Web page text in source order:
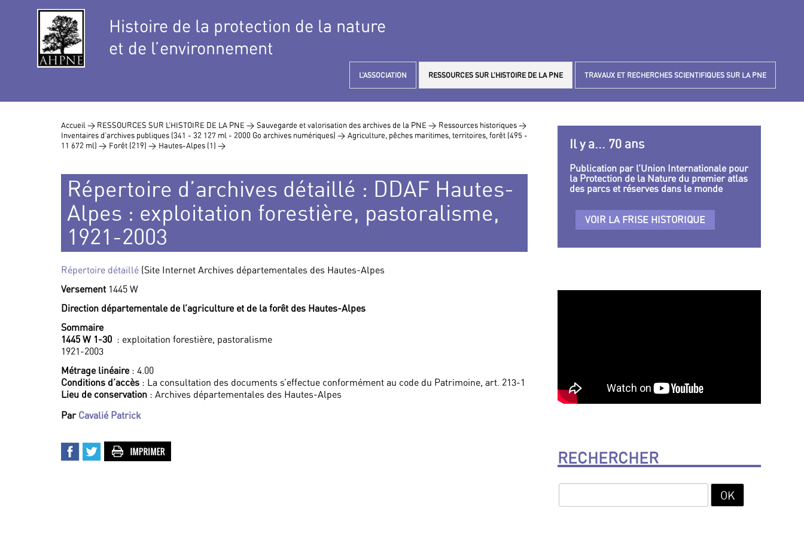
Histoire de la protection de la nature
et de l’environnement
L’ASSOCIATION RESSOURCES SUR L’HISTOIRE DE LA PNE TRAVAUX ET RECHERCHES SCIENTIFIQUES SUR LA PNE
Accueil > RESSOURCES SUR L’HISTOIRE DE LA PNE > Sauvegarde et valorisation des archives de la PNE > Ressources historiques >
Inventaires d’archives publiques (341 - 32 127 ml - 2000 Go archives numériques) > Agriculture, pêches maritimes, territoires, forêt (495 -
11 672 ml) > Forêt (219) > Hautes-Alpes (1) >
Répertoire d’archives détaillé : DDAF Hautes-
Alpes : exploitation forestière, pastoralisme,
1921-2003
Répertoire détaillé (Site Internet Archives départementales des Hautes-Alpes
Versement 1445 W
Direction départementale de l’agriculture et de la forêt des Hautes-Alpes
Sommaire
1445 W 1-30 : exploitation forestière, pastoralisme
1921-2003
Métrage linéaire: 4.00
Conditions d’accès : La consultation des documents s’effectue conformément au code du Patrimoine, art. 213-1
Lieu de conservation : Archives départementales des Hautes-Alpes
Par Cavalié Patrick
Il y a... 70 ans
Publication par l’Union Internationale pour
la Protection de la Nature du premier atlas
des parcs et réserves dans le monde
VOIR LA FRISE HISTORIQUE
RECHERCHER